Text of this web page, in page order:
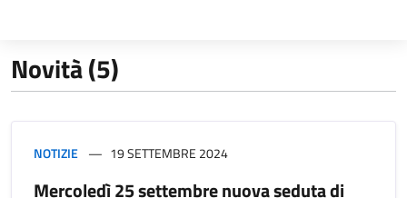
Novità (5)
NOTIZIE 19 SETTEMBRE 2024
Mercoledì 25 settembre nuova seduta di